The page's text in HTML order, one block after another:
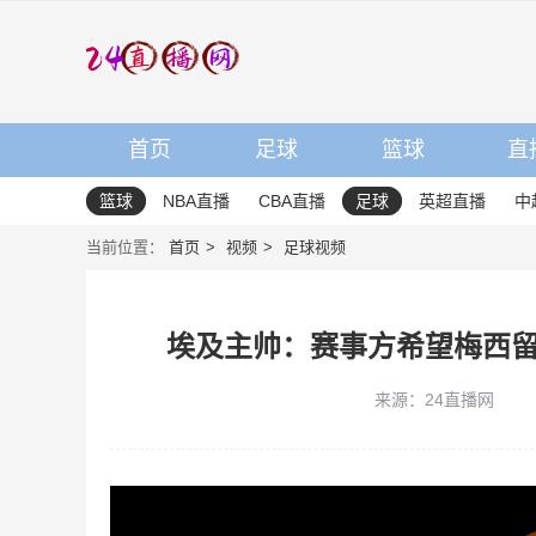
首页 足球 篮球 直
篮球 NBA直播 CBA直播 足球 英超直播 中
当前位置： 首页 视频 足球视频
埃及主帅：赛事方希望梅西
来源：24直播网